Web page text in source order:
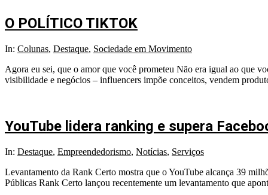
O POLÍTICO TIKTOK
2025-
11
In: Colunas, Destaque, Sociedade em Movimento
Agora eu sei, que o amor que você prometeu Não era igual ao que
visibilidade e negócios – influencers impõe conceitos, vendem
YouTube lidera ranking e supera
2025-
16
In: Destaque, Empreendedorismo, Notícias, Serviços
Levantamento da Rank Certo mostra que o YouTube alcança 39
Públicas Rank Certo lançou recentemente um levantamento que